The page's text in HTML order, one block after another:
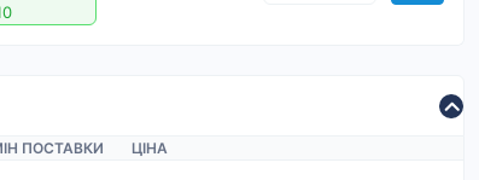
ПОСТАВКИ ЦІНА